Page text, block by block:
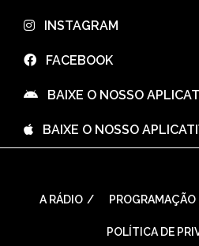
⠀INSTAGRAM
⠀FACEBOOK
⠀BAIXE O NOSSO
⠀BAIXE O NOSSO
A RÁDIO PROGRAMAÇÃO
POLÍTICA DE